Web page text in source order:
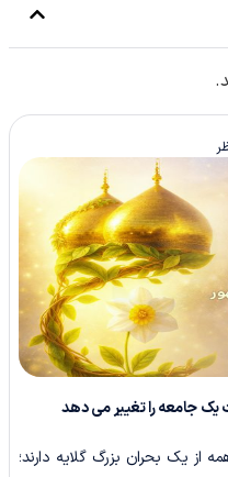
یک جامعه را تغییر می دهد
یک بحران بزرگ گلایه دارند؛